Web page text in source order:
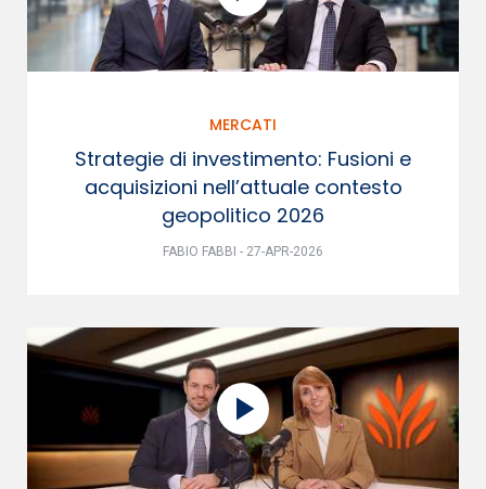
MERCATI
Strategie di investimento: Fusioni e
acquisizioni nell’attuale contesto
geopolitico 2026
FABIO FABBI - 27-APR-2026